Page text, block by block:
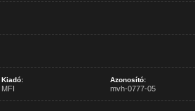
Kiadó:
MFI
Azonosító:
mvh-0777-05